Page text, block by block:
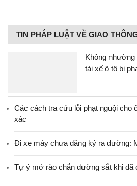
TIN PHÁP LUẬT VỀ GIAO
Không
tài xế ô tô bị
Các cách tra cứu lỗi phạt nguội cho
xác
Đi xe máy chưa đăng ký ra đường:
Tự ý mở rào chắn đường sắt khi đã